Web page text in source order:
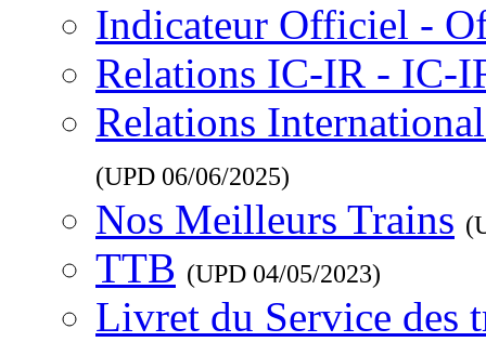
Indicateur Officiel -
Relations IC-IR - IC-
Relations
(UPD 06/06/2025)
Nos Meilleurs Trains
TTB (UPD 04/05/2023)
Livret du Service des